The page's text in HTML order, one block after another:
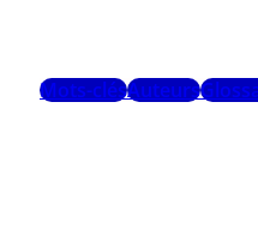
Mots-clésAuteurs